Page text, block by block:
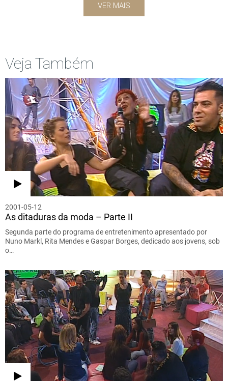
VER MAIS
Veja Também
2001-05-12
As ditaduras da moda – Parte II
Segunda parte do programa de entretenimento apresentado por
Nuno Markl, Rita Mendes e Gaspar Borges, dedicado aos jovens, sob
o…